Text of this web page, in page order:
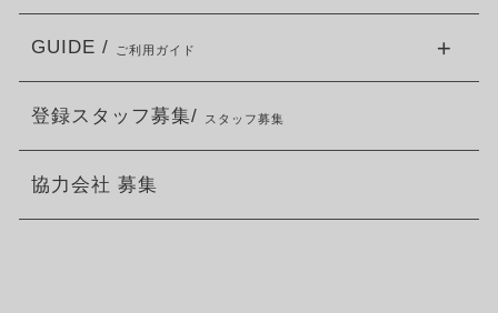
GUIDE / ご利用ガイド
登録スタッフ募集/ スタッフ募集
協力会社 募集